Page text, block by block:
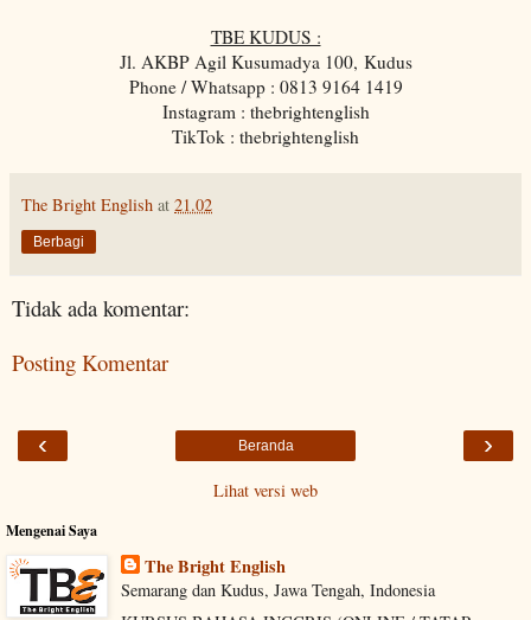
TBE KUDUS :
Jl. AKBP Agil Kusumadya 100, Kudus
Phone / Whatsapp : 0813 9164 1419
Instagram : thebrightenglish
TikTok : thebrightenglish
The Bright English at 21.02
Berbagi
Tidak ada komentar:
Posting Komentar
‹ ›
Beranda
Lihat versi web
Mengenai Saya
The Bright English
Semarang dan Kudus, Jawa Tengah, Indonesia